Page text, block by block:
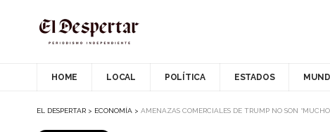
HOME LOCAL POLÍTICA ESTADOS
EL DESPERTAR > ECONOMÍA > AMENAZAS COMERCIALES DE TRUMP NO SON